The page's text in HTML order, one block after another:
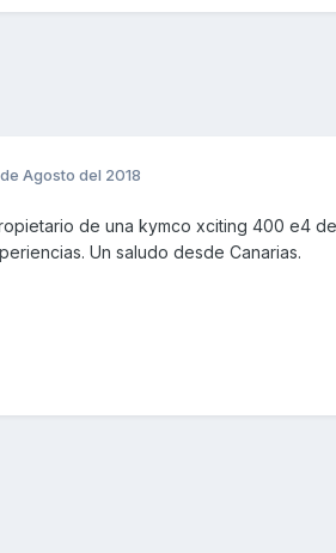
Agosto del 2018
de una kymco xciting 400 e4
Un saludo desde Canarias.